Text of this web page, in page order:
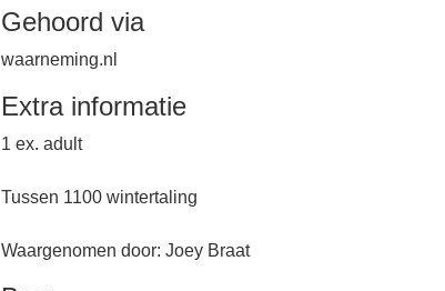
Gehoord via
Extra informatie